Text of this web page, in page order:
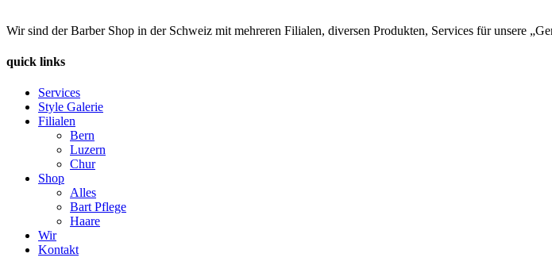
Wir sind der Barber Shop in der Schweiz mit mehreren Filialen, diversen Produkten, Services für unsere
quick links
Services
Style Galerie
Filialen
Bern
Luzern
Chur
Shop
Alles
Bart Pflege
Haare
Wir
Kontakt